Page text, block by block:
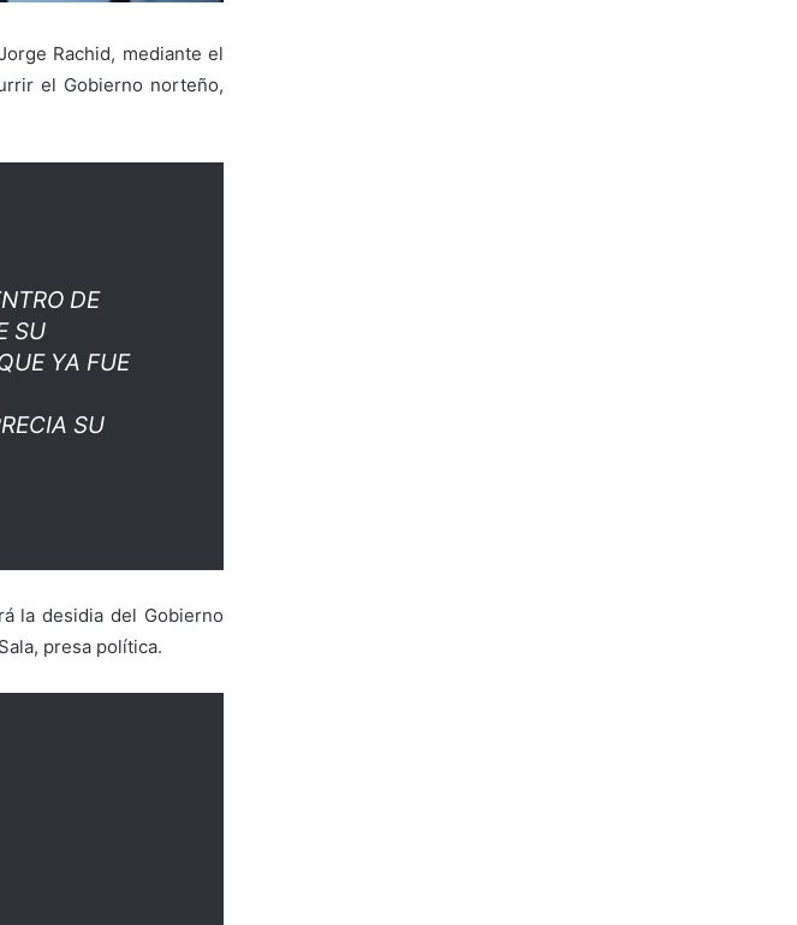
Rachid, mediante el
el Gobierno norteño,
DE
SU
YA FUE
SU
la desidia del Gobierno
presa política.